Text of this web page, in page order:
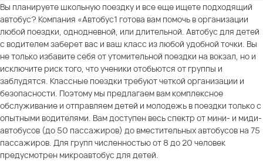
Вы планируете школьную поездку и все еще ищете подходящий
автобус? Компания «Автобус1 готова вам помочь в организации
любой поездки, однодневной, или длительной. Автобус для детей
с водителем заберет вас и ваш класс из любой удобной точки. Вы
не только избавите себя от утомительной поездки на вокзал, но и
исключите риск того, что ученики отобьются от группы и
заблудятся. Классные поездки требуют четкой организации и
безопасности. Поэтому мы предлагаем вам комплексное
обслуживание и отправляем детей и молодежь в поездки только с
опытными водителями. Вам доступен весь спектр от мини- и миди-
автобусов (до 50 пассажиров) до вместительных автобусов на 75
пассажиров. Для групп численностью от 8 до 20 человек
предусмотрен микроавтобус для детей.